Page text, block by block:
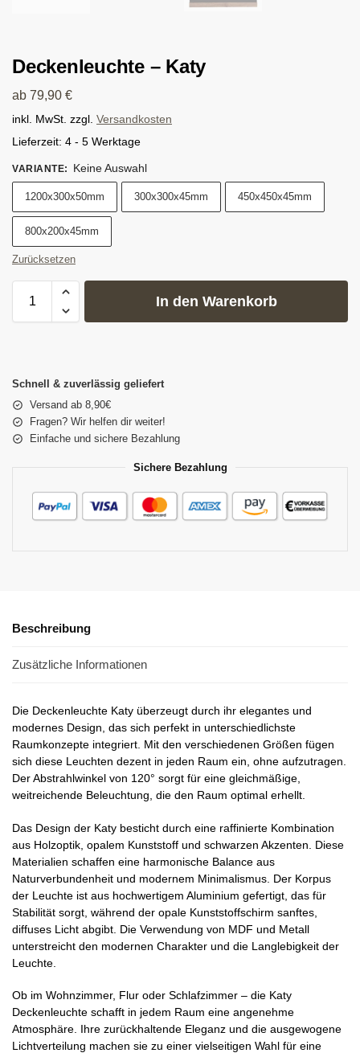
Deckenleuchte – Katy
ab 79,90 €
inkl. MwSt. zzgl. Versandkosten
Lieferzeit: 4 - 5 Werktage
VARIANTE: Keine Auswahl
1200x300x50mm 300x300x45mm 450x450x45mm
800x200x45mm
Zurücksetzen
In den Warenkorb
Schnell & zuverlässig geliefert
Versand ab 8,90€
Fragen? Wir helfen dir weiter!
Einfache und sichere Bezahlung
Sichere Bezahlung
Beschreibung
Zusätzliche Informationen
Die Deckenleuchte Katy überzeugt durch ihr elegantes und
modernes Design, das sich perfekt in unterschiedlichste
Raumkonzepte integriert. Mit den verschiedenen Größen fügen
sich diese Leuchten dezent in jeden Raum ein, ohne aufzutragen.
Der Abstrahlwinkel von 120° sorgt für eine gleichmäßige,
weitreichende Beleuchtung, die den Raum optimal erhellt.
Das Design der Katy besticht durch eine raffinierte Kombination
aus Holzoptik, opalem Kunststoff und schwarzen Akzenten. Diese
Materialien schaffen eine harmonische Balance aus
Naturverbundenheit und modernem Minimalismus. Der Korpus
der Leuchte ist aus hochwertigem Aluminium gefertigt, das für
Stabilität sorgt, während der opale Kunststoffschirm sanftes,
diffuses Licht abgibt. Die Verwendung von MDF und Metall
unterstreicht den modernen Charakter und die Langlebigkeit der
Leuchte.
Ob im Wohnzimmer, Flur oder Schlafzimmer – die Katy
Deckenleuchte schafft in jedem Raum eine angenehme
Atmosphäre. Ihre zurückhaltende Eleganz und die ausgewogene
Lichtverteilung machen sie zu einer vielseitigen Wahl für eine